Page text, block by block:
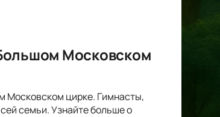
Московском
Московском цирке. Гимнасты,
семьи. Узнайте больше о